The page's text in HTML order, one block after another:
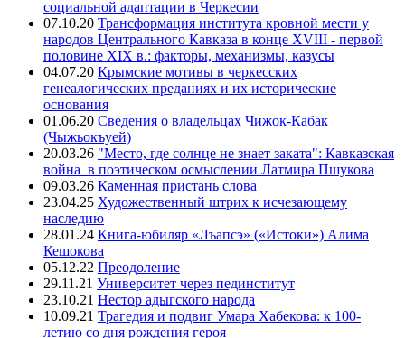
социальной адаптации в Черкесии
07.10.20 Трансформация института кровной мести у
народов Центрального Кавказа в конце XVIII - первой
половине XIX в.: факторы, механизмы, казусы
04.07.20 Крымские мотивы в черкесских
генеалогических преданиях и их исторические
основания
01.06.20 Сведения о владельцах Чижок-Кабак
(Чыжьокъуей)
20.03.26 "Место, где солнце не знает заката": Кавказская
война в поэтическом осмыслении Латмира Пшукова
09.03.26 Каменная пристань слова
23.04.25 Художественный штрих к исчезающему
наследию
28.01.24 Книга-юбиляр «Лъапсэ» («Истоки») Алима
Кешокова
05.12.22 Преодоление
29.11.21 Университет через пединститут
23.10.21 Нестор адыгского народа
10.09.21 Трагедия и подвиг Умара Хабекова: к 100-
летию со дня рождения героя